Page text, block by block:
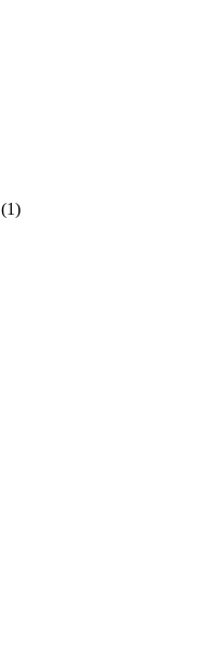
(1)